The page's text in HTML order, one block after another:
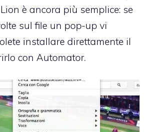
è ancora più semplice: se
sul file un pop-up vi
installare direttamente il
con Automator.